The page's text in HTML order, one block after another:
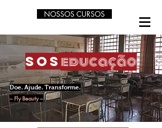
NOSSOS CURSOS
sos educação
Doe. Ajude. Transforme.
– Fly Beauty –